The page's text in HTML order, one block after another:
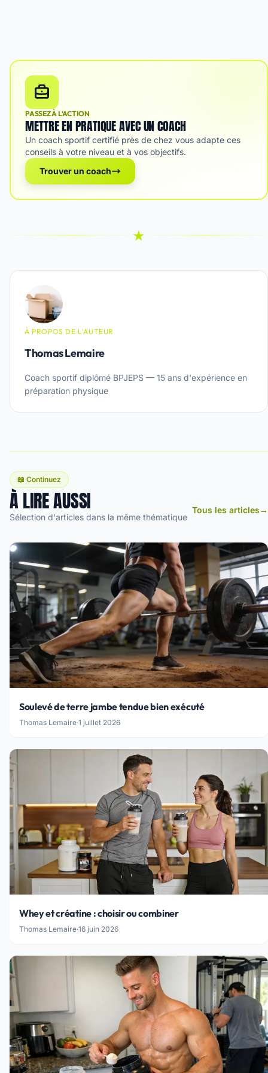
PASSEZ À L'ACTION
METTRE EN PRATIQUE AVEC UN COACH
Un coach sportif certifié près de chez vous adapte ces
conseils à votre niveau et à vos objectifs.
Trouver un coach
★
À PROPOS DE L'AUTEUR
Thomas Lemaire
Coach sportif diplômé BPJEPS — 15 ans d'expérience en
préparation physique
📖 Continuez
À LIRE AUSSI
Sélection d'articles dans la même thématique
Tous les articles→
Soulevé de terre jambe tendue bien exécuté
Thomas Lemaire·1 juillet 2026
Whey et créatine : choisir ou combiner
Thomas Lemaire·16 juin 2026